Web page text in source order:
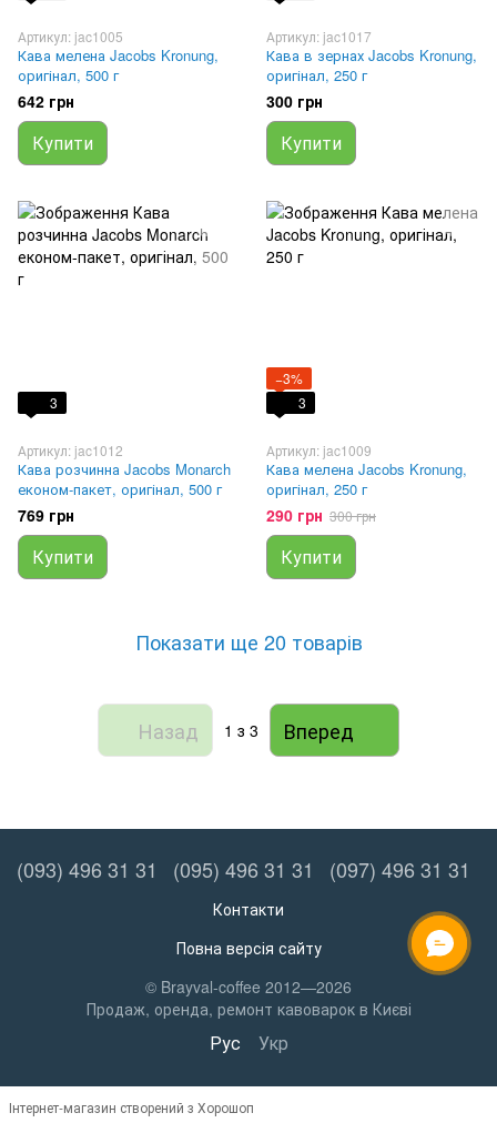
Артикул: jac1005
Кава мелена Jacobs Kronung,
оригінал, 500 г
642 грн
Купити
Артикул: jac1017
Кава в зернах Jacobs Kronung,
оригінал, 250 г
300 грн
Купити
3
Артикул: jac1012
Кава розчинна Jacobs Monarch
економ-пакет, оригінал, 500 г
769 грн
Купити
−3%
3
Артикул: jac1009
Кава мелена Jacobs Kronung,
оригінал, 250 г
290 грн 300 грн
Купити
Показати ще 20 товарів
Назад 1 з 3 Вперед
(093) 496 31 31 (095) 496 31 31 (097) 496 31 31
Контакти
Повна версія сайту
© Brayval-coffee 2012—2026
Продаж, оренда, ремонт кавоварок в Києві
Рус Укр
Інтернет-магазин створений з Хорошоп
ОНЛАЙН ЧАТ